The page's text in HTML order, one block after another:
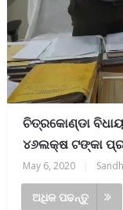
ଚିତ୍ରକୋଣ୍ଡା
୪୬ଲକ୍ଷ ଟଙ୍କା
May 6, 2020
ଅଧିକ ପଢନ୍ତୁ